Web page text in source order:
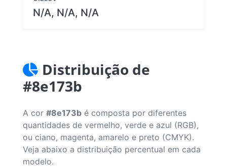
N/A, N/A, N/A
Distribuição de
#8e173b
A cor #8e173b é composta por diferentes
quantidades de vermelho, verde e azul (RGB),
ou ciano, magenta, amarelo e preto (CMYK).
Veja abaixo a distribuição percentual em cada
modelo.